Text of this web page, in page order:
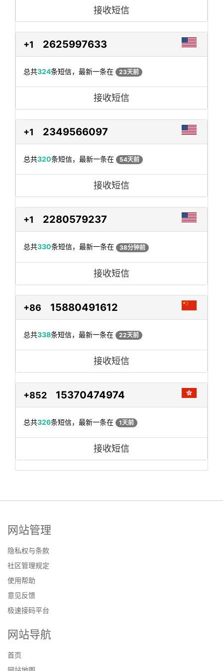
接收短信
+1 2625997633
总共324条短信，最新一条在 23天前
接收短信
+1 2349566097
总共320条短信，最新一条在 54天前
接收短信
+1 2280579237
总共330条短信，最新一条在 38分钟前
接收短信
+86 15880491612
总共338条短信，最新一条在 22天前
接收短信
+852 15370474974
总共326条短信，最新一条在 1天前
接收短信
网站管理
隐私权与条款
社区管理规定
使用帮助
意见反馈
极速接码平台
网站导航
首页